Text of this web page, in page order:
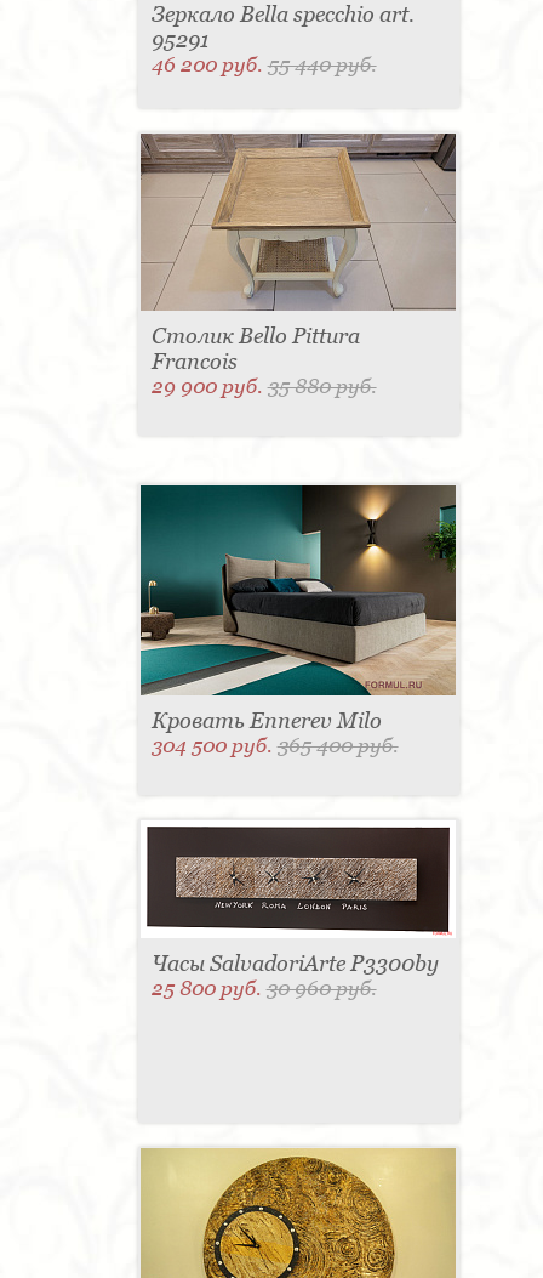
Зеркало Bella specchio art.
95291
46 200 руб.55 440 руб.
Столик Bello Pittura
Francois
29 900 руб.35 880 руб.
Кровать Ennerev Milo
304 500 руб.365 400 руб.
Часы SalvadoriArte P3300by
25 800 руб.30 960 руб.